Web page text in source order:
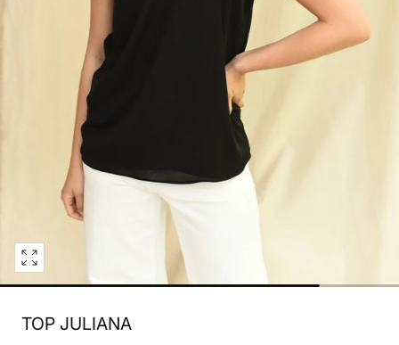
Open
media
in
TOP JULIANA